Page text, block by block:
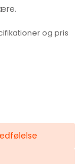
og pris